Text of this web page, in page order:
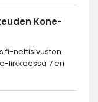
Kone-
nettisivuston
liikkeessä 7 eri